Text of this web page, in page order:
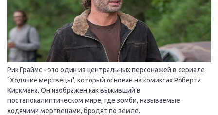
Рик Граймс - это один из центральных персонажей в сериале
"Ходячие мертвецы", который основан на комиксах Роберта
Киркмана. Он изображен как выживший в
постапокалиптическом мире, где зомби, называемые
ходячими мертвецами, бродят по земле.